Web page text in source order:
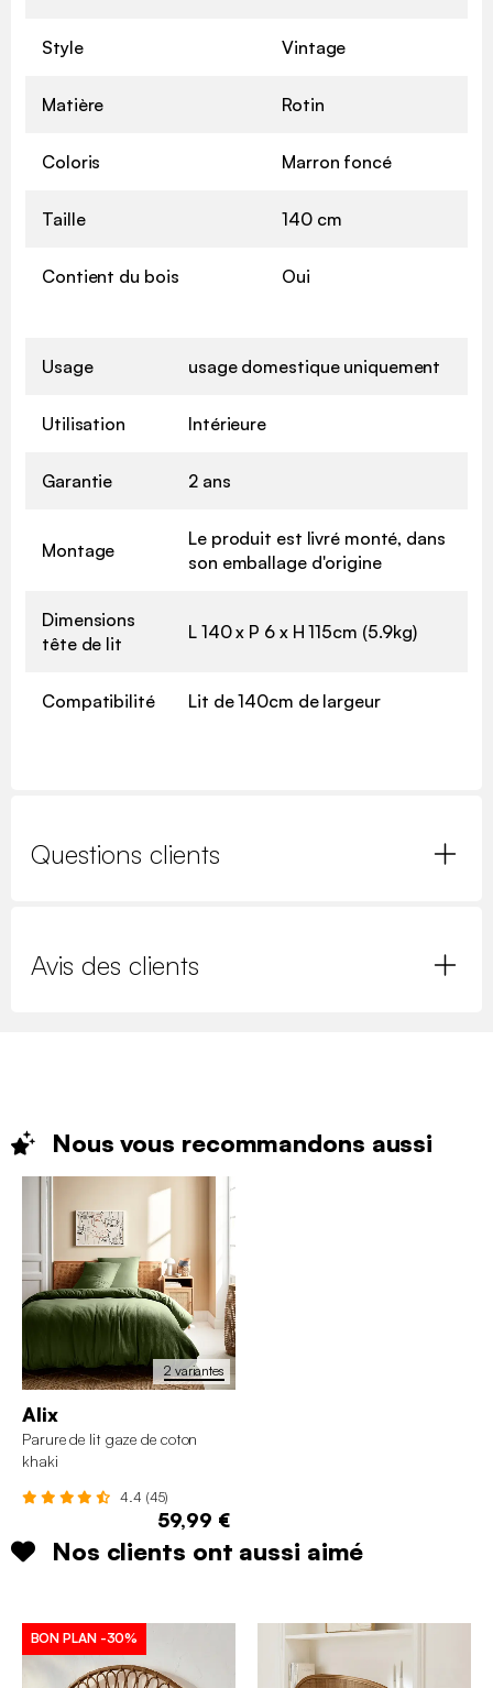
Style Vintage
Matière Rotin
Coloris Marron foncé
Taille 140 cm
Contient du bois Oui
Usage usage domestique uniquement
Utilisation Intérieure
Garantie 2 ans
Montage
Le produit est livré monté, dans
son emballage d'origine
Dimensions
tête de lit
L 140 x P 6 x H 115cm (5.9kg)
Compatibilité Lit de 140cm de largeur
Questions clients
Avis des clients
Nous vous recommandons aussi
2 variantes
Alix
Parure de lit gaze de coton
khaki
4.4 (45)
59,99 €
Nos clients ont aussi aimé
BON PLAN -30%